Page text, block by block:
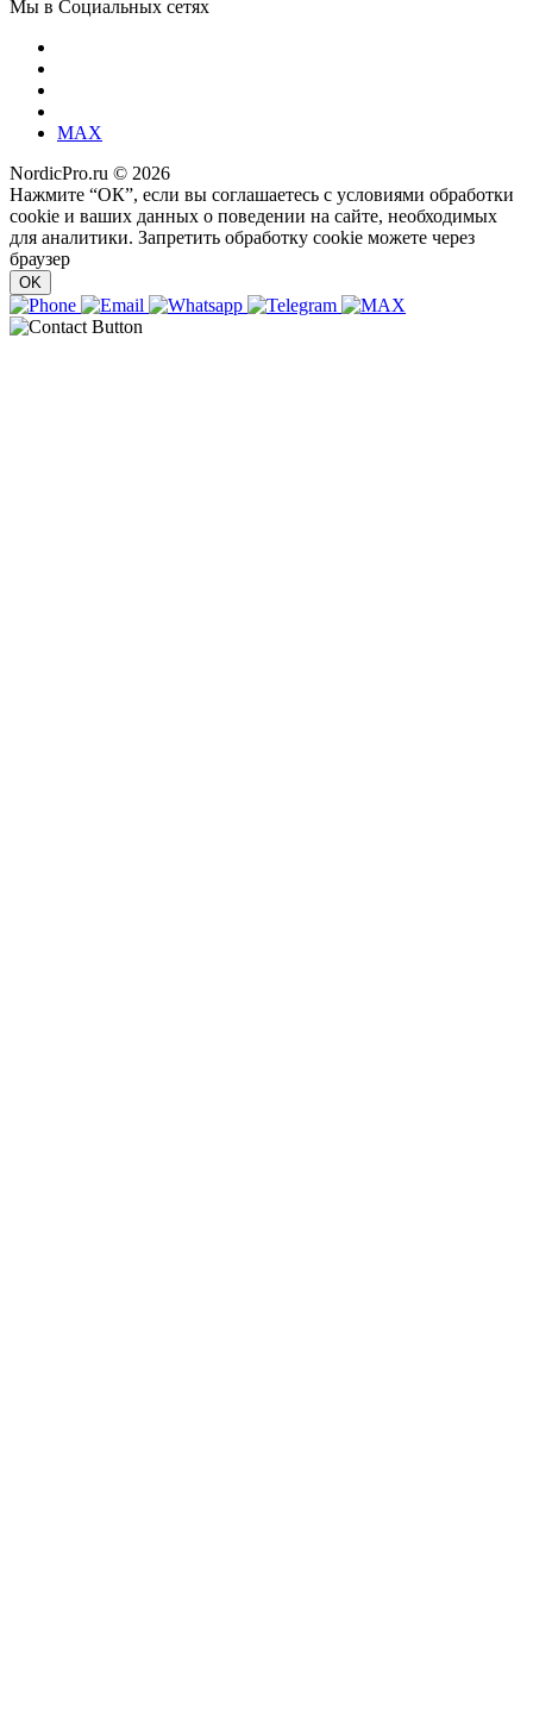
Мы в Социальных сетях
MAX
NordicPro.ru © 2026
Нажмите “ОК”, если вы соглашаетесь с условиями обработки
cookie и ваших данных о поведении на сайте, необходимых
для аналитики. Запретить обработку cookie можете через
браузер
OK